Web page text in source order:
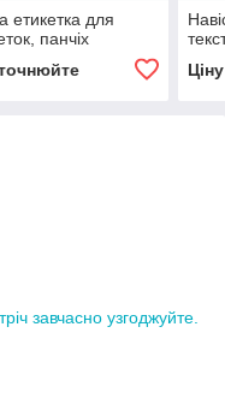
етикетка для
панчіх
завчасно узгоджуйте.